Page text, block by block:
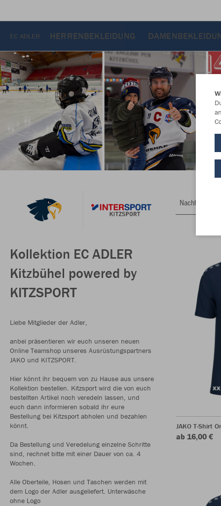
EC ADLER HERRENBEKLEIDUNG
Kollektion EC ADLER
Kitzbühel powered by
KITZSPORT
Liebe Mitglieder der Adler,
anbei präsentieren wir euch unseren neuen
Online Teamshop unseres Ausrüstungspartners
JAKO und KITZSPORT.
Hier könnt ihr bequem von zu Hause aus unsere
Kollektion bestellen. Kitzsport wird die von euch
bestellten Artikel noch veredeln lassen, und
euch dann informieren sobald ihr eure
Bestellung bei Kitzsport abholen und bezahlen
könnt.
Da Bestellung und Veredelung einzelne Schritte
sind, rechnet bitte mit einer Dauer von ca. 4
Wochen.
Alle Oberteile, Hosen und Taschen werden mit
dem Logo der Adler ausgeliefert. Unterwäsche
ohne Logo
Nachhaltig
JAKO T-Shirt
ab 16,00 €